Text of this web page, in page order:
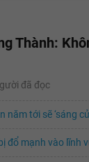
Thành:
đã đọc
tới sẽ ‘sáng
đổ mạnh vào lĩnh